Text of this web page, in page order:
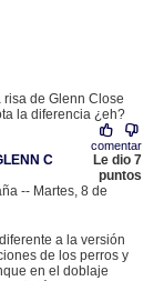
de Glenn Close
la diferencia ¿eh?
comentar
C
Le dio 7
puntos
-- Martes, 8 de
a la versión
de los perros y
en el doblaje